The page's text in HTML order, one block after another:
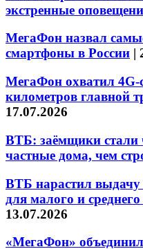
экстренные
МегаФон назвал
смартфоны в России |
МегаФон охватил 4G-
километров главной
17.07.2026
ВТБ: заёмщики стали
частные дома, чем
ВТБ нарастил выдачу
для малого и
13.07.2026
«МегаФон»